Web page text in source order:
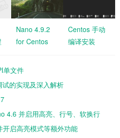
Nano 4.9.2
for Centos
Centos 手动
编译安装
单文件
的实现及深入解析
4.6 并启用高亮、行号、软换行
启高亮模式等额外功能